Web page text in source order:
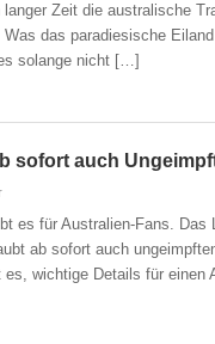
Zeit die australische
das paradiesische
solange nicht […]
sofort auch
es für Australien-Fans.
ab sofort auch
wichtige Details für einen